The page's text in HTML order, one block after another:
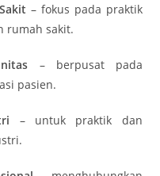
– fokus pada praktik
rumah sakit.
– berpusat pada
pasien.
– untuk praktik dan